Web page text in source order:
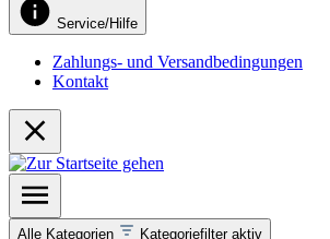
Service/Hilfe
Zahlungs- und Versandbedingungen
Kontakt
Alle Kategorien Kategoriefilter aktiv